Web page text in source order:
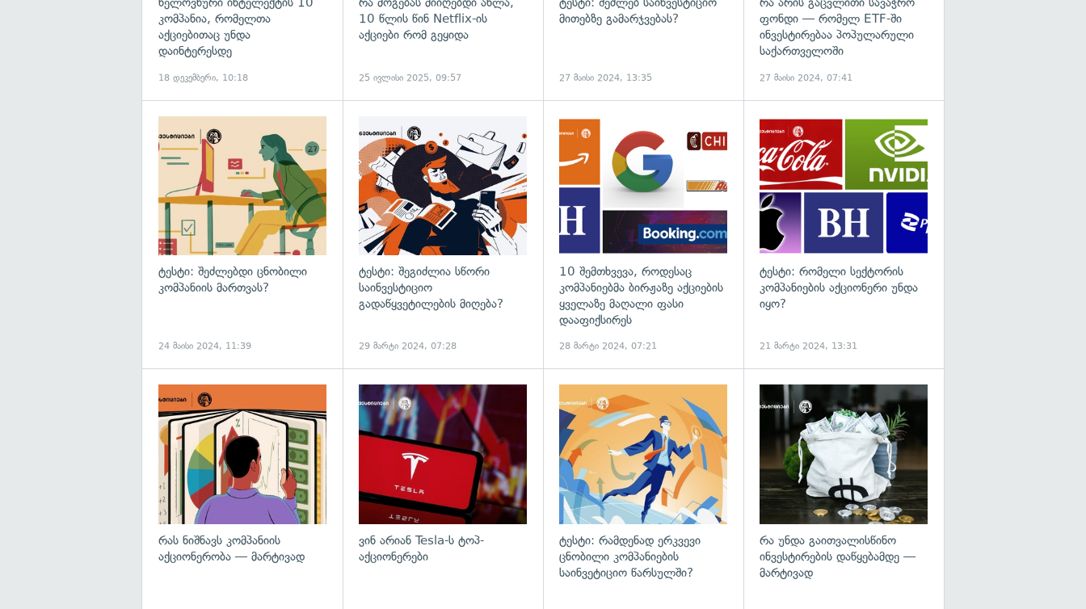
კომპანია, რომელთა
აქციებითაც უნდა
დაინტერესდე
18 დეკემბერი, 10:18
10 წლის წინ Netflix-ის
აქციები რომ გეყიდა
25 ივლისი 2025, 09:57
მითებზე გამარჯვებას?
27 მაისი 2024, 13:35
ფონდი — რომელ ETF-ში
ინვესტირებაა პოპულარული
საქართველოში
27 მაისი 2024, 07:41
ტესტი: შეძლებდი ცნობილი
კომპანიის მართვას?
24 მაისი 2024, 11:39
ტესტი: შეგიძლია სწორი
საინვესტიციო
გადაწყვეტილების მიღება?
29 მარტი 2024, 07:28
10 შემთხვევა, როდესაც
კომპანიებმა ბირჟაზე აქციების
ყველაზე მაღალი ფასი
დააფიქსირეს
28 მარტი 2024, 07:21
ტესტი: რომელი სექტორის
კომპანიების აქციონერი უნდა
იყო?
21 მარტი 2024, 13:31
რას ნიშნავს კომპანიის
აქციონერობა — მარტივად
ვინ არიან Tesla-ს ტოპ-
აქციონერები
ტესტი: რამდენად ერკვევი
ცნობილი კომპანიების
საინვეტიციო წარსულში?
რა უნდა გაითვალისწინო
ინვესტირების დაწყებამდე —
მარტივად